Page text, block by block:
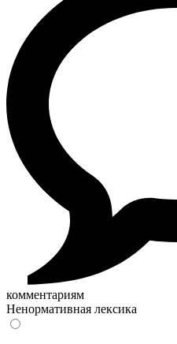
комментариям
Ненормативная лексика